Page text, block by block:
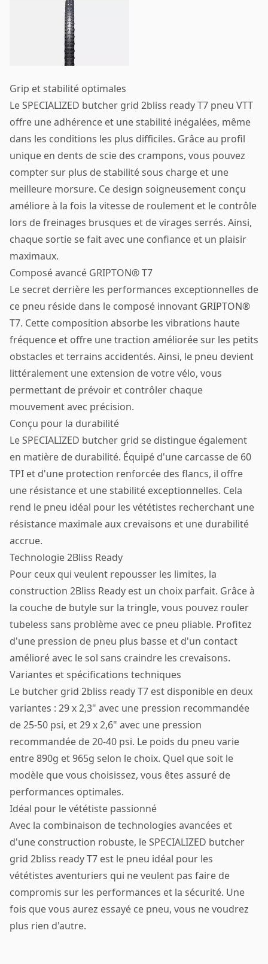
Grip et stabilité optimales
Le SPECIALIZED butcher grid 2bliss ready T7 pneu VTT
offre une adhérence et une stabilité inégalées, même
dans les conditions les plus difficiles. Grâce au profil
unique en dents de scie des crampons, vous pouvez
compter sur plus de stabilité sous charge et une
meilleure morsure. Ce design soigneusement conçu
améliore à la fois la vitesse de roulement et le contrôle
lors de freinages brusques et de virages serrés. Ainsi,
chaque sortie se fait avec une confiance et un plaisir
maximaux.
Composé avancé GRIPTON® T7
Le secret derrière les performances exceptionnelles de
ce pneu réside dans le composé innovant GRIPTON®
T7. Cette composition absorbe les vibrations haute
fréquence et offre une traction améliorée sur les petits
obstacles et terrains accidentés. Ainsi, le pneu devient
littéralement une extension de votre vélo, vous
permettant de prévoir et contrôler chaque
mouvement avec précision.
Conçu pour la durabilité
Le SPECIALIZED butcher grid se distingue également
en matière de durabilité. Équipé d'une carcasse de 60
TPI et d'une protection renforcée des flancs, il offre
une résistance et une stabilité exceptionnelles. Cela
rend le pneu idéal pour les vététistes recherchant une
résistance maximale aux crevaisons et une durabilité
accrue.
Technologie 2Bliss Ready
Pour ceux qui veulent repousser les limites, la
construction 2Bliss Ready est un choix parfait. Grâce à
la couche de butyle sur la tringle, vous pouvez rouler
tubeless sans problème avec ce pneu pliable. Profitez
d'une pression de pneu plus basse et d'un contact
amélioré avec le sol sans craindre les crevaisons.
Variantes et spécifications techniques
Le butcher grid 2bliss ready T7 est disponible en deux
variantes : 29 x 2,3" avec une pression recommandée
de 25-50 psi, et 29 x 2,6" avec une pression
recommandée de 20-40 psi. Le poids du pneu varie
entre 890g et 965g selon le choix. Quel que soit le
modèle que vous choisissez, vous êtes assuré de
performances optimales.
Idéal pour le vététiste passionné
Avec la combinaison de technologies avancées et
d'une construction robuste, le SPECIALIZED butcher
grid 2bliss ready T7 est le pneu idéal pour les
vététistes aventuriers qui ne veulent pas faire de
compromis sur les performances et la sécurité. Une
fois que vous aurez essayé ce pneu, vous ne voudrez
plus rien d'autre.